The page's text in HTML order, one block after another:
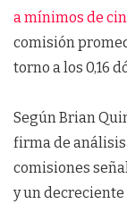
a mínimos de
comisión
torno a los 0,16
Según Brian
firma de
comisiones
y un